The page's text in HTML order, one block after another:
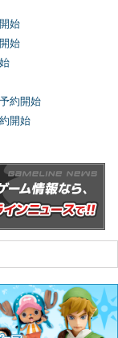
始
始
約開始
開始